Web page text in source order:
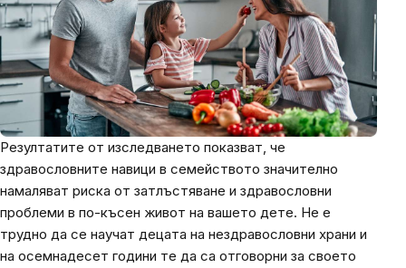
Резултатите от изследването показват, че
здравословните навици в семейството значително
намаляват риска от затлъстяване и здравословни
проблеми в по-късен живот на вашето дете. Не е
трудно да се научат децата на нездравословни храни и
на осемнадесет години те да са отговорни за своето